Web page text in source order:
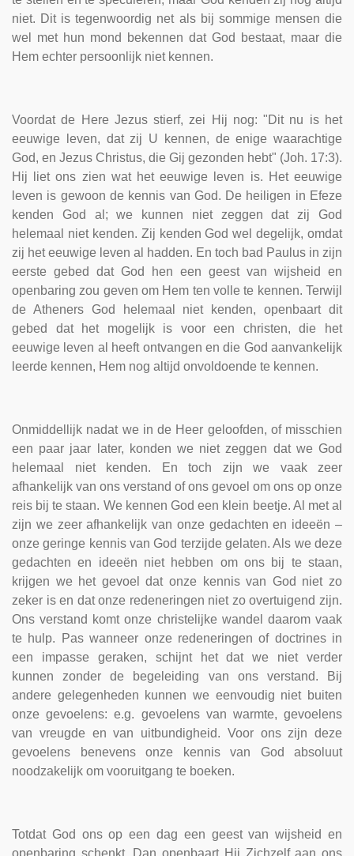
niet. Dit is tegenwoordig net als bij sommige mensen die
wel met hun mond bekennen dat God bestaat, maar die
Hem echter persoonlijk niet kennen.
Voordat de Here Jezus stierf, zei Hij nog: "Dit nu is het
eeuwige leven, dat zij U kennen, de enige waarachtige
God, en Jezus Christus, die Gij gezonden hebt" (Joh. 17:3).
Hij liet ons zien wat het eeuwige leven is. Het eeuwige
leven is gewoon de kennis van God. De heiligen in Efeze
kenden God al; we kunnen niet zeggen dat zij God
helemaal niet kenden. Zij kenden God wel degelijk, omdat
zij het eeuwige leven al hadden. En toch bad Paulus in zijn
eerste gebed dat God hen een geest van wijsheid en
openbaring zou geven om Hem ten volle te kennen. Terwijl
de Atheners God helemaal niet kenden, openbaart dit
gebed dat het mogelijk is voor een christen, die het
eeuwige leven al heeft ontvangen en die God aanvankelijk
leerde kennen, Hem nog altijd onvoldoende te kennen.
Onmiddellijk nadat we in de Heer geloofden, of misschien
een paar jaar later, konden we niet zeggen dat we God
helemaal niet kenden. En toch zijn we vaak zeer
afhankelijk van ons verstand of ons gevoel om ons op onze
reis bij te staan. We kennen God een klein beetje. Al met al
zijn we zeer afhankelijk van onze gedachten en ideeën –
onze geringe kennis van God terzijde gelaten. Als we deze
gedachten en ideeën niet hebben om ons bij te staan,
krijgen we het gevoel dat onze kennis van God niet zo
zeker is en dat onze redeneringen niet zo overtuigend zijn.
Ons verstand komt onze christelijke wandel daarom vaak
te hulp. Pas wanneer onze redeneringen of doctrines in
een impasse geraken, schijnt het dat we niet verder
kunnen zonder de begeleiding van ons verstand. Bij
andere gelegenheden kunnen we eenvoudig niet buiten
onze gevoelens: e.g. gevoelens van warmte, ge­voelens
van vreugde en van uitbundigheid. Voor ons zijn deze
gevoelens benevens onze kennis van God absoluut
noodzakelijk om vooruitgang te boeken.
Totdat God ons op een dag een geest van wijsheid en
openbaring schenkt. Dan openbaart Hij Zichzelf aan ons